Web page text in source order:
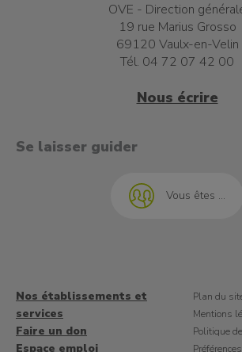
OVE - Direction
19 rue Marius Grosso
69120 Vaulx-en-Velin
Tél. 04 72 07 42 00
Nous écrire
Nos établissements et
services
Faire un don
Espace emploi
Plan du
Mentions
Politique
Se laisser guider
Vous êtes ...